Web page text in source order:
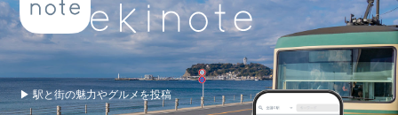
▶ 駅と街の魅力やグルメを投稿